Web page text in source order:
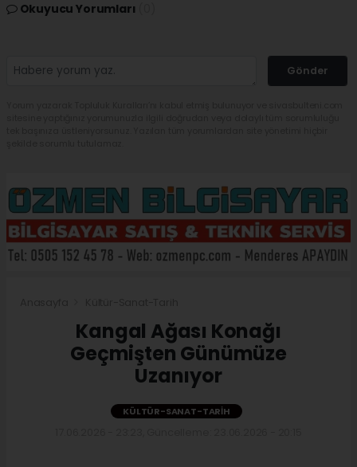
Okuyucu Yorumları
Gönder
Kangal Ağası Konağı
Geçmişten Günümüze
Uzanıyor
KÜLTÜR-SANAT-TARIH